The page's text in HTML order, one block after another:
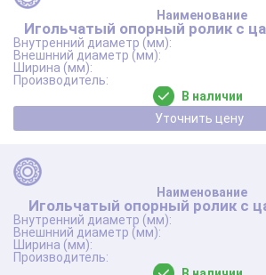
Игольчатый опорный ролик с
В наличии
Уточнить цену
Игольчатый опорный ролик с